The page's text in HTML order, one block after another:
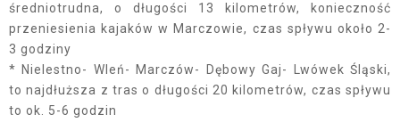
średniotrudna, o długości 13 kilometrów, konieczność
przeniesienia kajaków w Marczowie, czas spływu około 2-
3 godziny
* Nielestno- Wleń- Marczów- Dębowy Gaj- Lwówek Śląski,
to najdłuższa z tras o długości 20 kilometrów, czas spływu
to ok. 5-6 godzin